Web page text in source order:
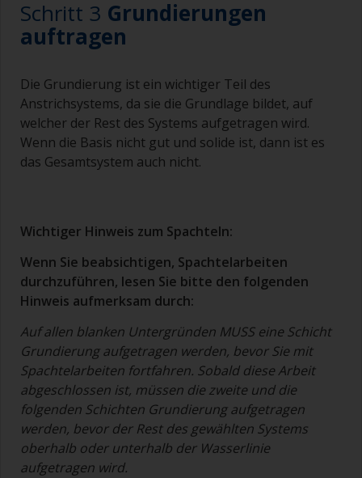
Schritt 3 Grundierungen
auftragen
Die Grundierung ist ein wichtiger Teil des
Anstrichsystems, da sie die Grundlage bildet, auf
welcher der Rest des Systems aufgetragen wird.
Wenn die Basis nicht gut und solide ist, dann ist es
das Gesamtsystem auch nicht.
Wichtiger Hinweis zum Spachteln:
Wenn Sie beabsichtigen, Spachtelarbeiten
durchzuführen, lesen Sie bitte den folgenden
Hinweis aufmerksam durch:
Auf allen blanken Untergründen MUSS eine Schicht
Grundierung aufgetragen werden, bevor Sie mit
Spachtelarbeiten fortfahren. Sobald diese Arbeit
abgeschlossen ist, müssen die zweite und die
folgenden Schichten Grundierung aufgetragen
werden, bevor der Rest des gewählten Systems
oberhalb oder unterhalb der Wasserlinie
aufgetragen wird.